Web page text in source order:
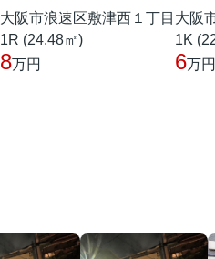
大阪市浪速区敷津西１丁目
1R (24.48㎡)
8万円
大阪
1K
6万円